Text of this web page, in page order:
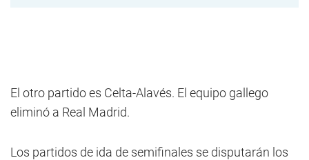
El otro partido es Celta-Alavés. El equipo gallego
eliminó a Real Madrid.
Los partidos de ida de semifinales se disputarán los